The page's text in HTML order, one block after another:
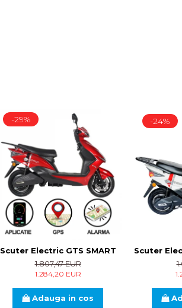
-29%
Scuter Electric GTS SMART
1.807,47 EUR
1.284,20 EUR
Adauga in cos
-24%
Scuter